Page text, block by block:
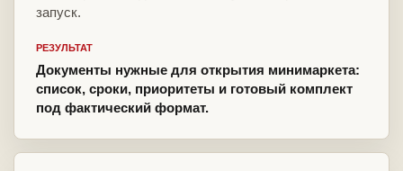
запуск.
РЕЗУЛЬТАТ
Документы нужные для открытия минимаркета:
список, сроки, приоритеты и готовый комплект
под фактический формат.